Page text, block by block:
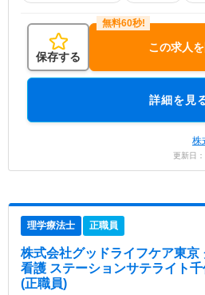
保存する
この求人
詳細を見
株
更新日
理学療法士 正職員
株式会社グッドライフケア東京
看護 ステーションサテライト千
(正職員)